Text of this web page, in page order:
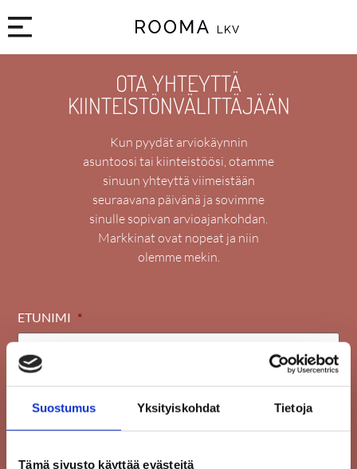
Suostumus Yksityiskohdat Tietoja
Tämä sivusto käyttää evästeitä
OTA YHTEYTTÄ
KIINTEISTÖNVÄLITTÄJÄÄN
Kun pyydät arviokäynnin
asuntoosi tai kiinteistöösi, otamme
sinuun yhteyttä viimeistään
seuraavana päivänä ja sovimme
sinulle sopivan arvioajankohdan.
Markkinat ovat nopeat ja niin
olemme mekin.
ETUNIMI *
SUKUNIMI *
PUHELIN